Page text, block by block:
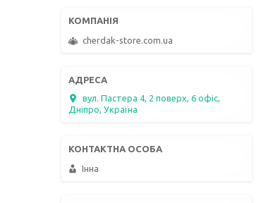
cherdak-store.com.ua
вул. Пастера 4, 2 поверх, 6 офіс,
Дніпро, Україна
Інна